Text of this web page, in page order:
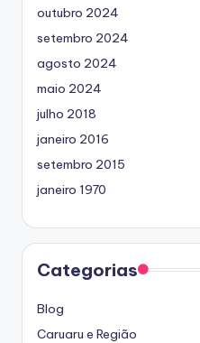
outubro 2024
setembro 2024
agosto 2024
maio 2024
julho 2018
janeiro 2016
setembro 2015
janeiro 1970
Categorias
Blog
Caruaru e Região